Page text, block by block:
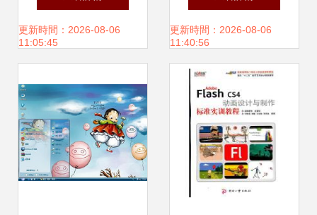
亮你的數(shù)字桌
更新時間：2026-08-06
11:05:45
物的完美插圖
更新時間：2026-08-06
11:40:56